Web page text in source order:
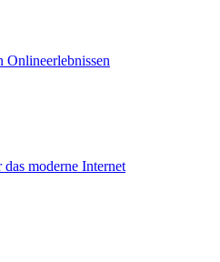
Onlineerlebnissen
moderne Internet